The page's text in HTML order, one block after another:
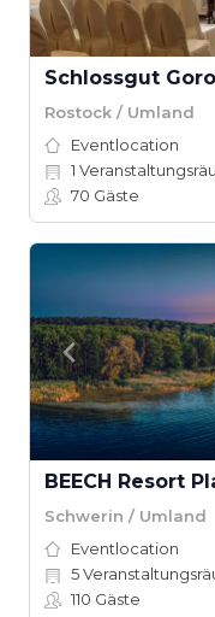
Schlossgut
Rostock / Umland
Eventlocation
1
70 Gäste
BEECH Resort
Schwerin / Umland
Eventlocation
5
110 Gäste